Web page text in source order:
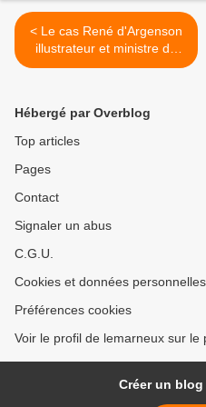
< Le cas René d'Argenson
illustrateur et ministre de
Louis XV
Hébergé par Overblog
Top articles
Pages
Contact
Signaler un abus
C.G.U.
Cookies et données personnelles
Préférences cookies
Voir le profil de lemarneux sur le
Créer un